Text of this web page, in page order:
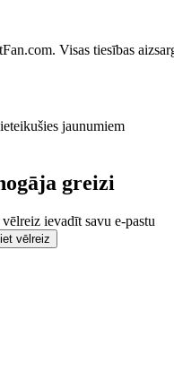
Visas tiesības
jaunumiem
greizi
ievadīt savu e-pastu
vēlreiz